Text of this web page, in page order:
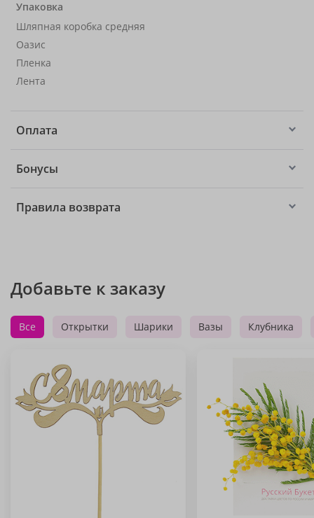
Упаковка
Шляпная коробка средняя
Оазис
Пленка
Лента
Оплата
Бонусы
Правила возврата
Добавьте к заказу
Все Открытки Шарики Вазы Клубника